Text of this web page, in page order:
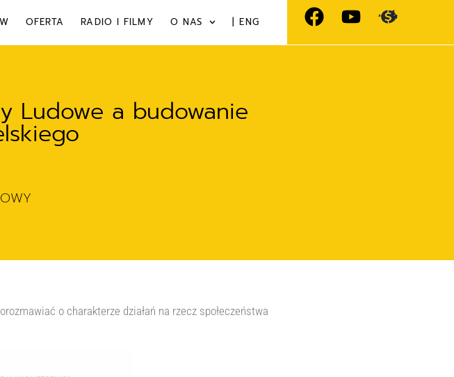
OFERTA RADIO I FILMY O NAS | ENG
Ludowe a budowanie
o charakterze działań na rzecz społeczeństwa